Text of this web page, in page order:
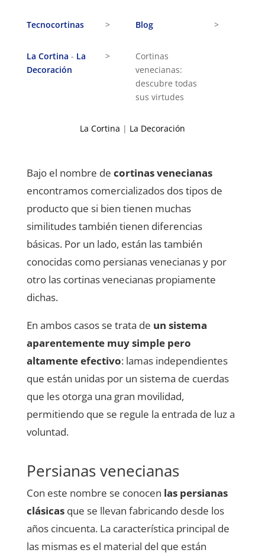
Tecnocortinas > Blog >
La Cortina - La
Decoración
>
Cortinas
venecianas:
descubre todas
sus virtudes
La Cortina | La Decoración
Bajo el nombre de cortinas venecianas
encontramos comercializados dos tipos de
producto que si bien tienen muchas
similitudes también tienen diferencias
básicas. Por un lado, están las también
conocidas como persianas venecianas y por
otro las cortinas venecianas propiamente
dichas.
En ambos casos se trata de un sistema
aparentemente muy simple pero
altamente efectivo: lamas independientes
que están unidas por un sistema de cuerdas
que les otorga una gran movilidad,
permitiendo que se regule la entrada de luz a
voluntad.
Persianas venecianas
Con este nombre se conocen las persianas
clásicasque se llevan fabricando desde los
años cincuenta. La característica principal de
las mismas es el material del que están